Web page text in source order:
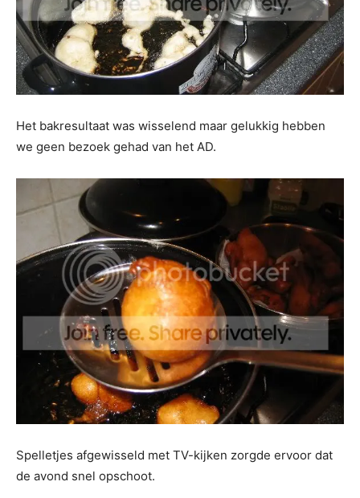
Het bakresultaat was wisselend maar gelukkig hebben
we geen bezoek gehad van het AD.
Spelletjes afgewisseld met TV-kijken zorgde ervoor dat
de avond snel opschoot.